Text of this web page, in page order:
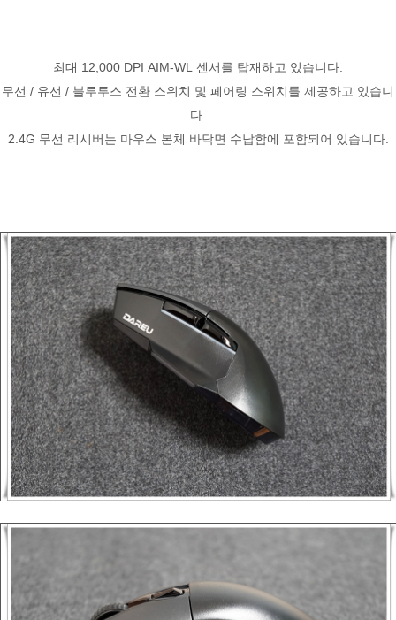
최대 12,000 DPI AIM-WL 센서를 탑재하고 있습니다.
무선 / 유선 / 블루투스 전환 스위치 및 페어링 스위치를 제공하고 있습니
다.
2.4G 무선 리시버는 마우스 본체 바닥면 수납함에 포함되어 있습니다.